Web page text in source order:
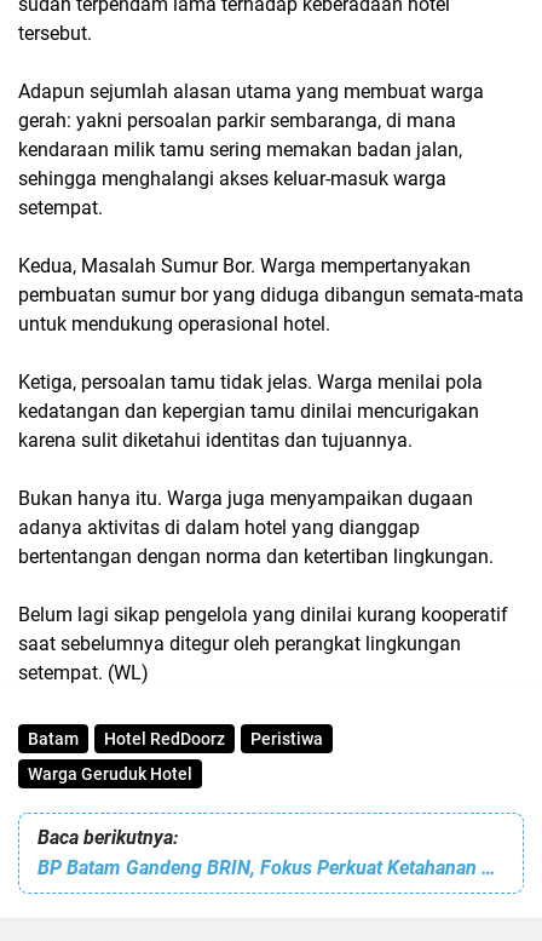
tersebut.
Adapun sejumlah alasan utama yang membuat warga
gerah: yakni persoalan parkir sembaranga, di mana
kendaraan milik tamu sering memakan badan jalan,
sehingga menghalangi akses keluar-masuk warga
setempat.
Kedua, Masalah Sumur Bor. Warga mempertanyakan
pembuatan sumur bor yang diduga dibangun semata-mata
untuk mendukung operasional hotel.
Ketiga, persoalan tamu tidak jelas. Warga menilai pola
kedatangan dan kepergian tamu dinilai mencurigakan
karena sulit diketahui identitas dan tujuannya.
Bukan hanya itu. Warga juga menyampaikan dugaan
adanya aktivitas di dalam hotel yang dianggap
bertentangan dengan norma dan ketertiban lingkungan.
Belum lagi sikap pengelola yang dinilai kurang kooperatif
saat sebelumnya ditegur oleh perangkat lingkungan
setempat. (WL)
Batam Hotel RedDoorz
Peristiwa
Warga Geruduk Hotel
Baca berikutnya:
BP Batam Gandeng BRIN, Fokus Perkuat Ketahanan Air dan Industri Hijau